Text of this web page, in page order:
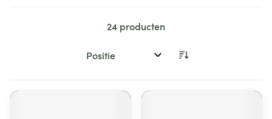
24 producten
Sorteer op: